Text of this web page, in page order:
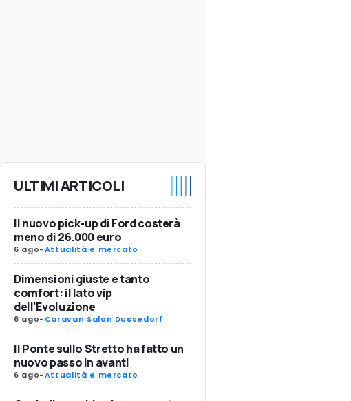
ULTIMI ARTICOLI
Il nuovo pick-up di Ford costerà
meno di 26.000 euro
6 ago-Attualità e mercato
Dimensioni giuste e tanto
comfort: il lato vip
dell'Evoluzione
6 ago-Caravan Salon Dussedorf
Il Ponte sullo Stretto ha fatto un
nuovo passo in avanti
6 ago-Attualità e mercato